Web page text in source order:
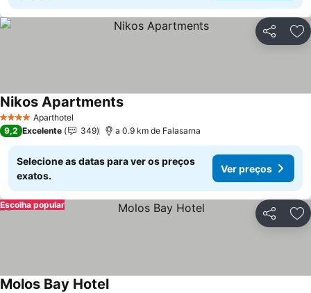
Partilhar
4 EstrelasAparthotel
Nikos Apartments
9,2 Excelente 349 a 0.9 km de Falasarna
Selecione as datas para ver os preços
exatos.
Ver preços
Partilhar
Escolha popular
Molos Bay Hotel